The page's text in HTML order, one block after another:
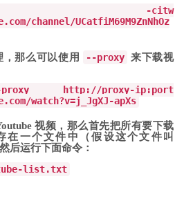
-citw
channel/UCatfiM69M9ZnNhOz
那么可以使用 --proxy 来下载视
proxy http: //proxy-ip:port
watch?v=j_JgXJ-apXs
视频，那么首先把所有要下载
在一个文件中（假设这个文件叫
后运行下面命令：
-list.txt